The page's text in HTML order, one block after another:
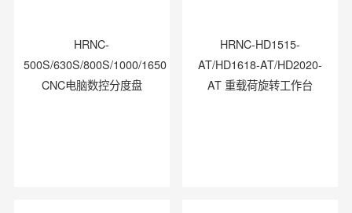
HRNC-
500S/630S/800S/1000/1650
CNC电脑数控分度盘
HRNC-HD1515-
AT/HD1618-AT/HD2020-
AT 重载荷旋转工作台